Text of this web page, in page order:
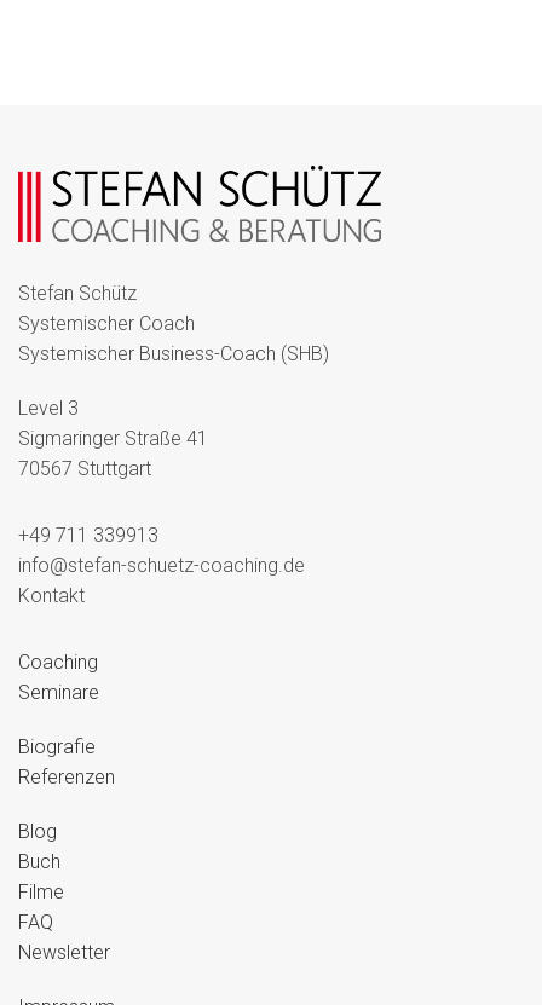
Stefan Schütz
Systemischer Coach
Systemischer Business-Coach (SHB)
Level 3
Sigmaringer Straße 41
70567 Stuttgart
+49 711 339913
info@stefan-schuetz-coaching.de
Kontakt
Coaching
Seminare
Biografie
Referenzen
Blog
Buch
Filme
FAQ
Newsletter